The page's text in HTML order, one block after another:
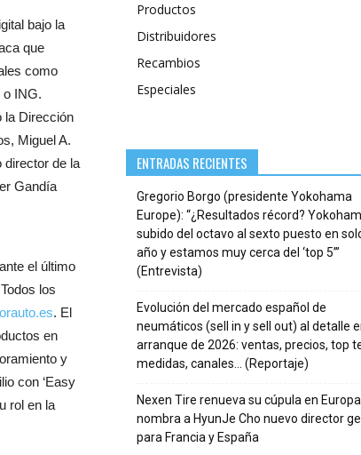
bajo la
que
como
o ING.
la Dirección
Miguel A.
director de la
Gandía
el último
los
. El
en
y
con ‘Easy
rol en la
Productos
Distribuidores
Recambios
Especiales
ENTRADAS RECIENTES
Gregorio Borgo (presidente Yokohama
Europe): “¿Resultados récord?
subido del octavo al sexto puesto en
año y estamos muy cerca del ‘top 5’”
(Entrevista)
Evolución del mercado español de
neumáticos (sell in y sell out) al detalle
arranque de 2026: ventas, precios, top
medidas, canales… (Reportaje)
Nexen Tire renueva su cúpula en
nombra a HyunJe Cho nuevo director
para Francia y España